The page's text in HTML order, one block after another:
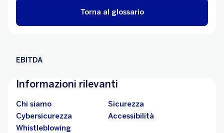
Torna al glossario
EBITDA
Informazioni rilevanti
Chi siamo
Sicurezza
Cybersicurezza
Accessibilità
Whistleblowing